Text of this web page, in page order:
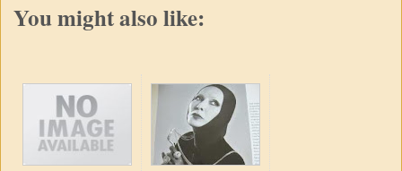
You might also like: